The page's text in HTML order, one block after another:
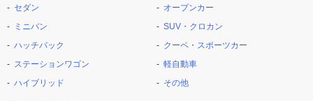
セダン
ミニバン
ハッチバック
ステーションワゴン
ハイブリッド
オープンカー
SUV・クロカン
クーペ・スポーツカー
軽自動車
その他